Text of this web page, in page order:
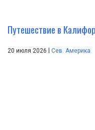
Путешествие в
20 июля 2026 Сев. Америка